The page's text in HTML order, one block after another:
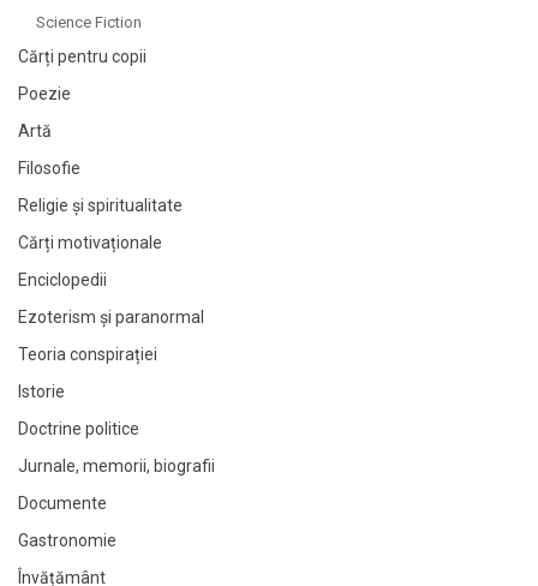
Science Fiction
Cărți pentru copii
Poezie
Artă
Filosofie
Religie și spiritualitate
Cărți motivaționale
Enciclopedii
Ezoterism și paranormal
Teoria conspirației
Istorie
Doctrine politice
Jurnale, memorii, biografii
Documente
Gastronomie
Învățământ